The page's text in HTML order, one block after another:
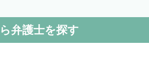
弁護士を探す